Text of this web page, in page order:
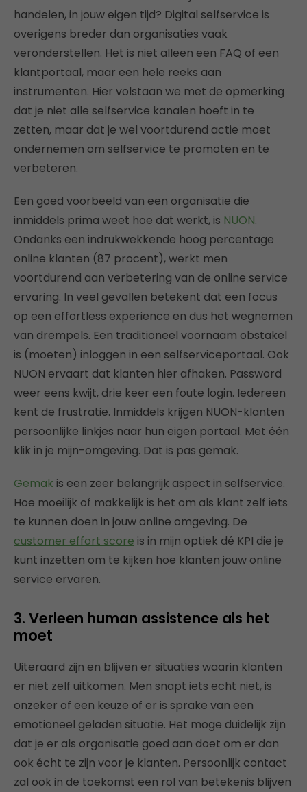
handelen, in jouw eigen tijd? Digital selfservice is
overigens breder dan organisaties vaak
veronderstellen. Het is niet alleen een FAQ of een
klantportaal, maar een hele reeks aan
instrumenten. Hier volstaan we met de opmerking
dat je niet alle selfservice kanalen hoeft in te
zetten, maar dat je wel voortdurend actie moet
ondernemen om selfservice te promoten en te
verbeteren.
Een goed voorbeeld van een organisatie die
inmiddels prima weet hoe dat werkt, is NUON.
Ondanks een indrukwekkende hoog percentage
online klanten (87 procent), werkt men
voortdurend aan verbetering van de online service
ervaring. In veel gevallen betekent dat een focus
op een effortless experience en dus het wegnemen
van drempels. Een traditioneel voornaam obstakel
is (moeten) inloggen in een selfserviceportaal. Ook
NUON ervaart dat klanten hier afhaken. Password
weer eens kwijt, drie keer een foute login. Iedereen
kent de frustratie. Inmiddels krijgen NUON-klanten
persoonlijke linkjes naar hun eigen portaal. Met één
klik in je mijn-omgeving. Dat is pas gemak.
Gemak is een zeer belangrijk aspect in selfservice.
Hoe moeilijk of makkelijk is het om als klant zelf iets
te kunnen doen in jouw online omgeving. De
customer effort score is in mijn optiek dé KPI die je
kunt inzetten om te kijken hoe klanten jouw online
service ervaren.
3. Verleen human assistence als het
moet
Uiteraard zijn en blijven er situaties waarin klanten
er niet zelf uitkomen. Men snapt iets echt niet, is
onzeker of een keuze of er is sprake van een
emotioneel geladen situatie. Het moge duidelijk zijn
dat je er als organisatie goed aan doet om er dan
ook écht te zijn voor je klanten. Persoonlijk contact
zal ook in de toekomst een rol van betekenis blijven